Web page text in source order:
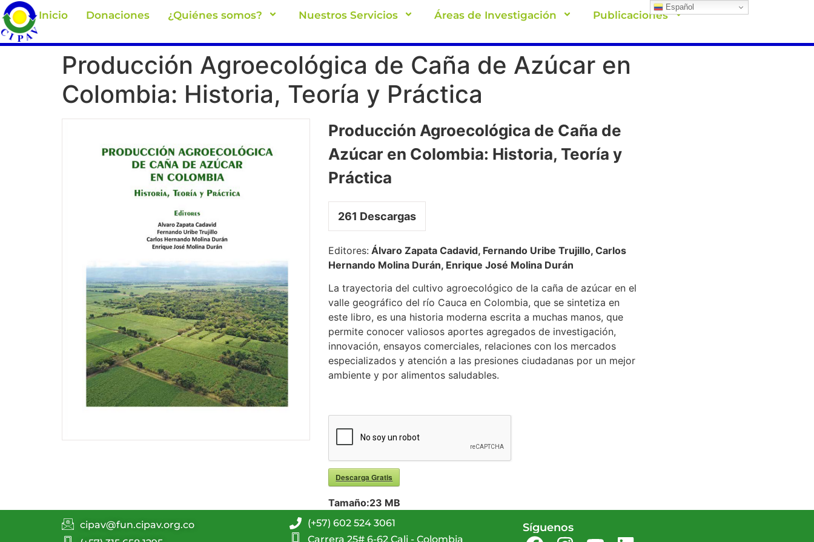
Inicio Donaciones ¿Quiénes somos? Nuestros Servicios Áreas de Investigación Publicaciones
Producción Agroecológica de Caña de Azúcar en
Colombia: Historia, Teoría y Práctica
Producción Agroecológica de Caña de
Azúcar en Colombia: Historia, Teoría y
Práctica
261 Descargas
Editores: Álvaro Zapata Cadavid, Fernando Uribe Trujillo, Carlos
Hernando Molina Durán, Enrique José Molina Durán
La trayectoria del cultivo agroecológico de la caña de azúcar en el
valle geográfico del río Cauca en Colombia, que se sintetiza en
este libro, es una historia moderna escrita a muchas manos, que
permite conocer valiosos aportes agregados de investigación,
innovación, ensayos comerciales, relaciones con los mercados
especializados y atención a las presiones ciudadanas por un mejor
ambiente y por alimentos saludables.
Descarga Gratis
Tamaño:23 MB
cipav@fun.cipav.org.co
(+57) 602 524 3061
Carrera 25# 6-62 Cali - Colombia
Síguenos
Español